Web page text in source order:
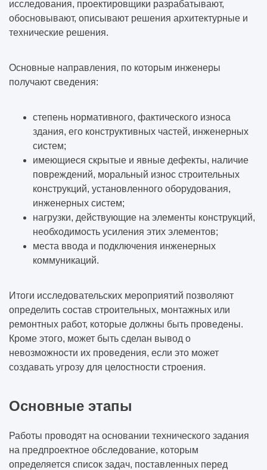
исследования, проектировщики разрабатывают,
обосновывают, описывают решения архитектурные и
технические решения.
Основные направления, по которым инженеры
получают сведения:
степень нормативного, фактического износа
здания, его конструктивных частей, инженерных
систем;
имеющиеся скрытые и явные дефекты, наличие
повреждений, моральный износ строительных
конструкций, установленного оборудования,
инженерных систем;
нагрузки, действующие на элементы конструкций,
необходимость усиления этих элементов;
места ввода и подключения инженерных
коммуникаций.
Итоги исследовательских мероприятий позволяют
определить состав строительных, монтажных или
ремонтных работ, которые должны быть проведены.
Кроме этого, может быть сделан вывод о
невозможности их проведения, если это может
создавать угрозу для целостности строения.
Основные этапы
Работы проводят на основании технического задания
на предпроектное обследование, которым
определяется список задач, поставленных перед